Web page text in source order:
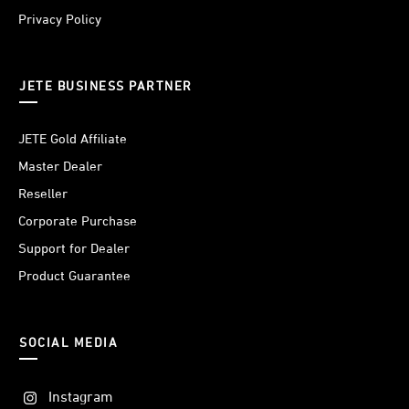
- Barang aman hingga sampai ke tangan pembeli untuk
Privacy Policy
JETE BUSINESS PARTNER
JETE Gold Affiliate
Master Dealer
Reseller
Corporate Purchase
Support for Dealer
Product Guarantee
SOCIAL MEDIA
Instagram